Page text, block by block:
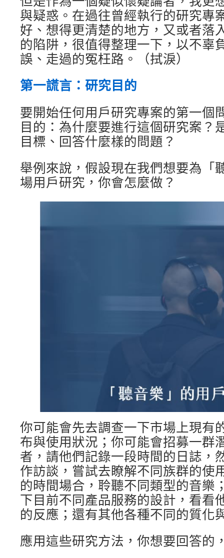
與疑惑。在過往曾經執行的研究專
好、想得更清楚的地方，又或者落
的陷阱，很值得整理一下，以不辜
誤、走過的冤枉路。（拭淚）
第一謊言：研究目的
要開始任何用戶研究專案的第一個
目的：為什麼要進行這個研究案？
目標、回答什麼樣的問題？
舉例來說，假設現在我們想要為「
場用戶研究，你會怎麼做？
你可能會先去調查一下市場上現有
布與使用狀況；你可能會招募一群
者，請他們記錄一段時間的日誌，
作訪談，嘗試去瞭解不同族群的使
的時間場合，聆聽不同類型的音樂
下目前不同產品服務的設計，看看
的反應；還有其他各種不同的質化
應用這些研究方法，你想要回答的